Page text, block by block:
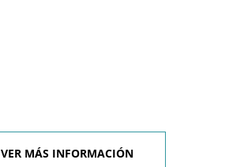
VER MÁS INFORMACIÓN